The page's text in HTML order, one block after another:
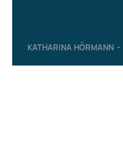
KATHARINA HÖRMANN -